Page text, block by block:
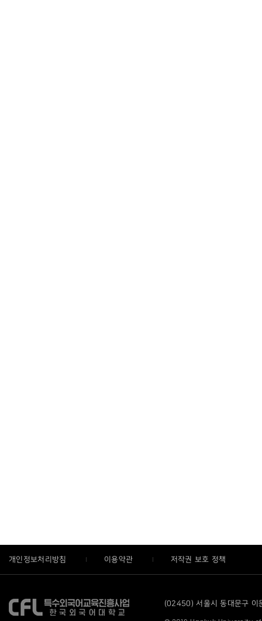
개인정보처리방침 이용약관 저작권 보호 정책
(02450) 서울시 동대문구